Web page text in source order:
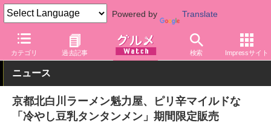
Powered by Translate
カテゴリ 過去記事 検索 Impressサイト
グルメ Watch 料理ジャンル ラーメン
ニュース
京都北白川ラーメン魁力屋、ピリ辛マイルドな
「冷やし豆乳タンタンメン」期間限定販売